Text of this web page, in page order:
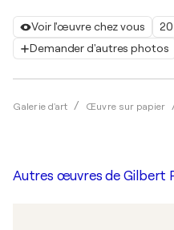
Voir l'œuvre chez vous
Demander d'autres photos
Galerie d'art Œuvre sur papier
Autres œuvres de Gilbert